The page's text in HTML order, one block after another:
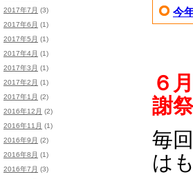
2017年7月 (3)
2017年6月 (1)
2017年5月 (1)
2017年4月 (1)
2017年3月 (1)
2017年2月 (1)
2017年1月 (2)
2016年12月 (2)
2016年11月 (1)
2016年9月 (2)
2016年8月 (1)
2016年7月 (3)
今
６
謝
毎
は